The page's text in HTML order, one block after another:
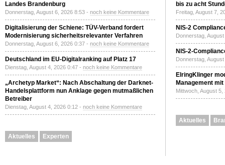
Landes Brandenburg
Donnerstag, August 6, 2026 8:53 - noch keine Kommentare
Digitalisierung der Schiene: TÜV-Verband fordert
Modernisierung sicherheitsrelevanter Verfahren
Donnerstag, August 6, 2026 0:37 - noch keine Kommentare
Deutschland im EU-Digitalranking auf Platz 17
Dienstag, August 4, 2026 0:47 - noch keine Kommentare
„Archetyp Market“: Nach Abschaltung der Darknet-
Handelsplattform nun Anklage gegen mutmaßlichen
Betreiber
Dienstag, August 4, 2026 0:12 - noch keine Kommentare
Aktuelles Experten
bis zu acht
Freitag, August 7,
NIS-2
Donnerstag,
NIS-2-
Donnerstag,
ElringKlinger
Management
Mittwoch, August
Aktuelles